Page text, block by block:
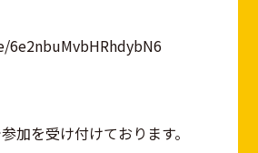
加を受け付けております。